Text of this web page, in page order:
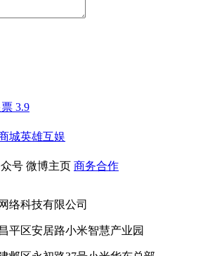
3.9
城英雄互娱
号 微博主页 商务合作
络科技有限公司
平区安居路小米智慧产业园